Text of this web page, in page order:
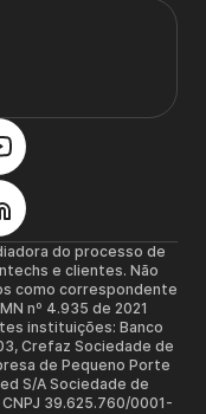
do processo de
e clientes. Não
como correspondente
nº 4.935 de 2021
instituições: Banco
Crefaz Sociedade de
de Pequeno Porte
S/A Sociedade de
39.625.760/0001-